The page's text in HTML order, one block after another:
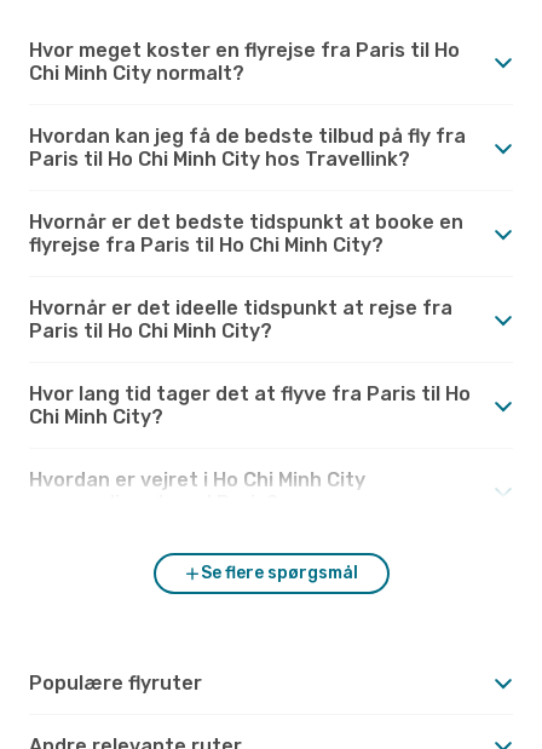
Hvor meget koster en flyrejse fra Paris til Ho
Chi Minh City normalt?
Hvordan kan jeg få de bedste tilbud på fly fra
Paris til Ho Chi Minh City hos Travellink?
Hvornår er det bedste tidspunkt at booke en
flyrejse fra Paris til Ho Chi Minh City?
Hvornår er det ideelle tidspunkt at rejse fra
Paris til Ho Chi Minh City?
Hvor lang tid tager det at flyve fra Paris til Ho
Chi Minh City?
Hvordan er vejret i Ho Chi Minh City
Se flere spørgsmål
Populære flyruter